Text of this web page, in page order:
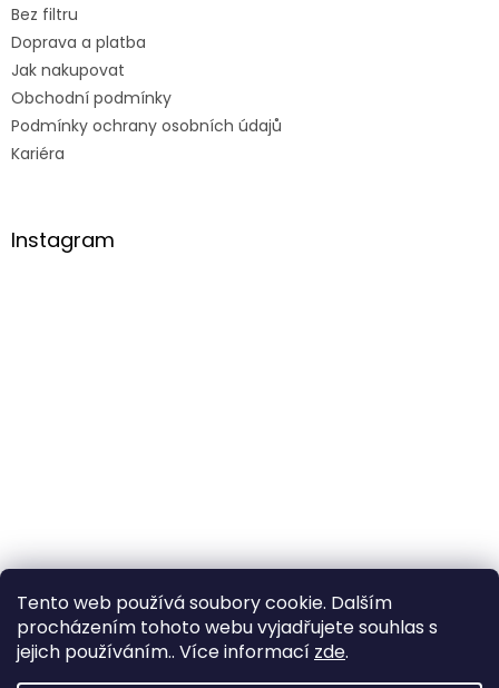
Tento web používá soubory cookie. Dalším
procházením tohoto webu vyjadřujete souhlas s
jejich používáním.. Více informací zde.
Bez filtru
Doprava a platba
Jak nakupovat
Obchodní podmínky
Podmínky ochrany osobních údajů
Kariéra
Instagram
Sledovat na Instagramu